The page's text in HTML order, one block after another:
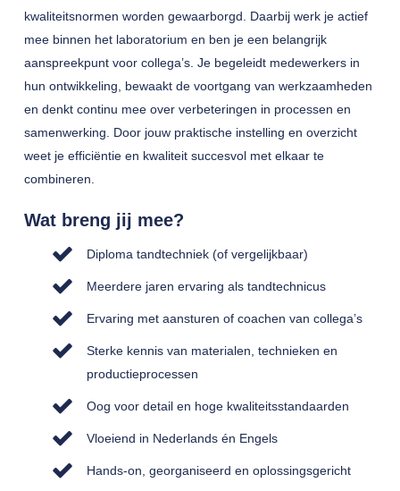
kwaliteitsnormen worden gewaarborgd. Daarbij werk je actief
mee binnen het laboratorium en ben je een belangrijk
aanspreekpunt voor collega’s. Je begeleidt medewerkers in
hun ontwikkeling, bewaakt de voortgang van werkzaamheden
en denkt continu mee over verbeteringen in processen en
samenwerking. Door jouw praktische instelling en overzicht
weet je efficiëntie en kwaliteit succesvol met elkaar te
combineren.
Wat breng jij mee?
Diploma tandtechniek (of vergelijkbaar)
Meerdere jaren ervaring als tandtechnicus
Ervaring met aansturen of coachen van collega’s
Sterke kennis van materialen, technieken en
productieprocessen
Oog voor detail en hoge kwaliteitsstandaarden
Vloeiend in Nederlands én Engels
Hands-on, georganiseerd en oplossingsgericht